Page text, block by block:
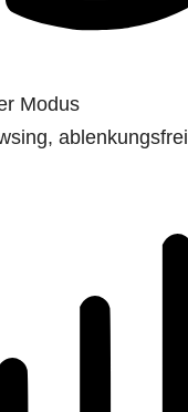
Modus
ablenkungsfrei